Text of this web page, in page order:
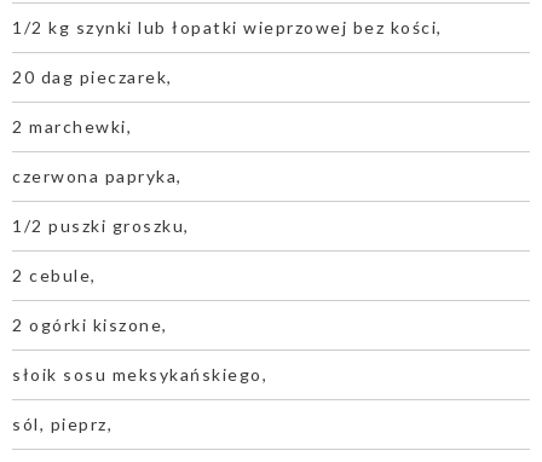
1/2 kg szynki lub łopatki wieprzowej bez kości,
20 dag pieczarek,
2 marchewki,
czerwona papryka,
1/2 puszki groszku,
2 cebule,
2 ogórki kiszone,
słoik sosu meksykańskiego,
sól, pieprz,